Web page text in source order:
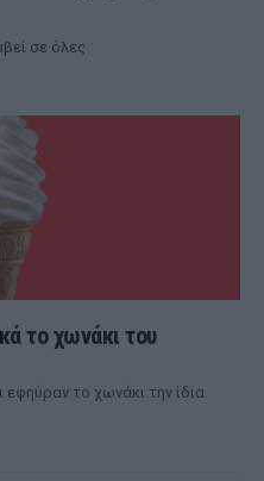
σε όλες
το χωνάκι του
εφηύραν το χωνάκι την ίδια